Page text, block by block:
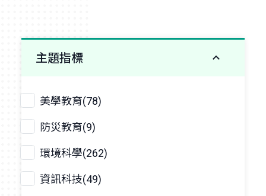
主題指標
美學教育(78)
防災教育(9)
環境科學(262)
資訊科技(49)